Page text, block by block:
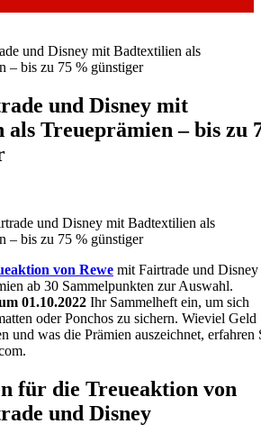
und Disney mit Badtextilien als
– bis zu 75 % günstiger
und Disney mit
Treueprämien – bis zu
von Rewe mit Fairtrade und Disney
ab 30 Sammelpunkten zur Auswahl.
01.10.2022 Ihr Sammelheft ein, um sich
oder Ponchos zu sichern. Wieviel Geld
und was die Prämien auszeichnet, erfahren
für die Treueaktion von
und Disney